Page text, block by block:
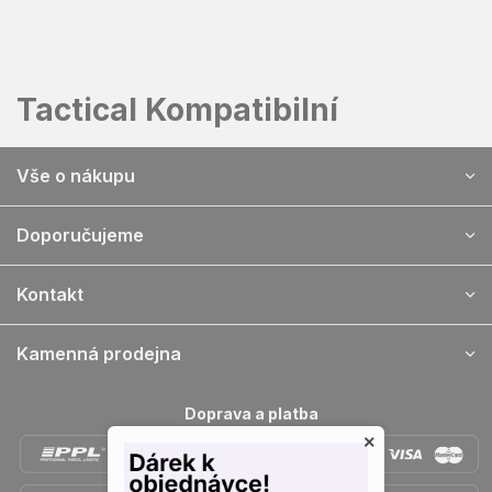
Tactical Kompatibilní
p
Vše o nákupu
Doporučujeme
Kontakt
Kamenná prodejna
Doprava a platba
×